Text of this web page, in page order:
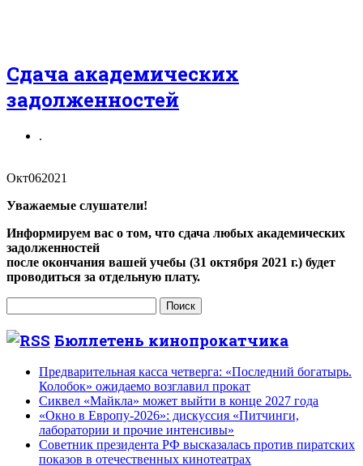
Сдача академических
задолженностей
.
Окт062021
Уважаемые слушатели!
Информируем вас о том, что сдача любых академических
задолженностей
после окончания вашей учебы (31 октября 2021 г.) будет
проводиться за отдельную плату.
Бюллетень кинопрокатчика
Предварительная касса четверга: «Последний богатырь.
Колобок» ожидаемо возглавил прокат
Сиквел «Майкла» может выйти в конце 2027 года
«Окно в Европу-2026»: дискуссия «Питчинги,
лаборатории и прочие интенсивы»
Советник президента РФ высказалась против пиратских
показов в отечественных кинотеатрах